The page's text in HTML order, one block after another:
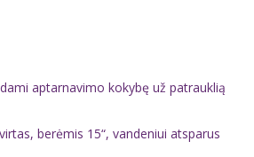
aptarnavimo kokybę už patrauklią
berėmis 15“, vandeniui atsparus